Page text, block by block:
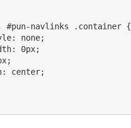
#pun-navlinks .container {
none;
0px;
center;